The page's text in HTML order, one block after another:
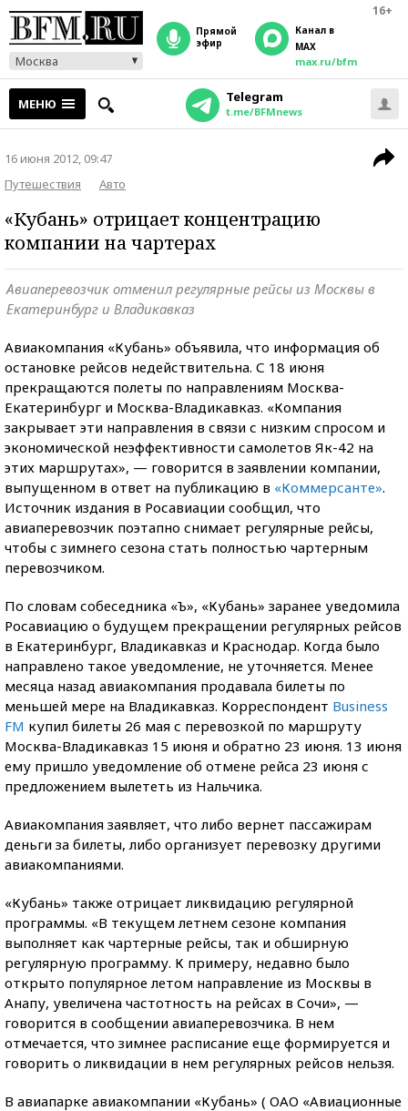
16+
Москва
прямой
эфир
Канал в
MAX
max.ru/bfm
МЕНЮ Telegram
t.me/BFMnews
16 июня 2012, 09:47
Путешествия
Авто
«Кубань» отрицает концентрацию
компании на чартерах
Авиаперевозчик отменил регулярные рейсы из Москвы в
Екатеринбург и Владикавказ
Авиакомпания «Кубань» объявила, что информация об
остановке рейсов недействительна. С 18 июня
прекращаются полеты по направлениям Москва-
Екатеринбург и Москва-Владикавказ. «Компания
закрывает эти направления в связи с низким спросом и
экономической неэффективности самолетов Як-42 на
этих маршрутах», — говорится в заявлении компании,
выпущенном в ответ на публикацию в «Коммерсанте».
Источник издания в Росавиации сообщил, что
авиаперевозчик поэтапно снимает регулярные рейсы,
чтобы с зимнего сезона стать полностью чартерным
перевозчиком.
По словам собеседника «Ъ», «Кубань» заранее уведомила
Росавиацию о будущем прекращении регулярных рейсов
в Екатеринбург, Владикавказ и Краснодар. Когда было
направлено такое уведомление, не уточняется. Менее
месяца назад авиакомпания продавала билеты по
меньшей мере на Владикавказ. Корреспондент Business
FM купил билеты 26 мая с перевозкой по маршруту
Москва-Владикавказ 15 июня и обратно 23 июня. 13 июня
ему пришло уведомление об отмене рейса 23 июня с
предложением вылететь из Нальчика.
Авиакомпания заявляет, что либо вернет пассажирам
деньги за билеты, либо организует перевозку другими
авиакомпаниями.
«Кубань» также отрицает ликвидацию регулярной
программы. «В текущем летнем сезоне компания
выполняет как чартерные рейсы, так и обширную
регулярную программу. К примеру, недавно было
открыто популярное летом направление из Москвы в
Анапу, увеличена частотность на рейсах в Сочи», —
говорится в сообщении авиаперевозчика. В нем
отмечается, что зимнее расписание еще формируется и
говорить о ликвидации в нем регулярных рейсов нельзя.
В авиапарке авиакомпании «Кубань» ( ОАО «Авиационные